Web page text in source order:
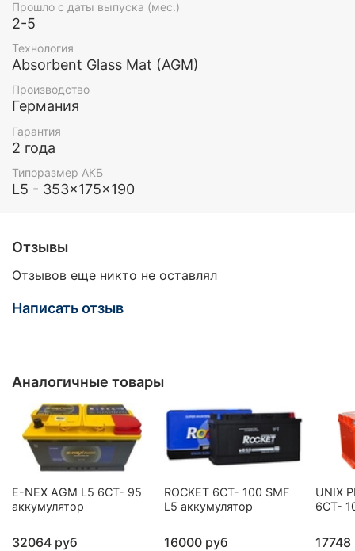
Прошло с даты выпуска (мес.)
2-5
Технология
Absorbent Glass Mat (AGM)
Производство
Германия
Гарантия
2 года
Типоразмер АКБ
L5 - 353x175x190
Отзывы
Отзывов еще никто не оставлял
Написать отзыв
Аналогичные товары
E-NEX AGM L5 6CT- 95
аккумулятор
32064 руб
ROCKET 6CT- 100 SMF
L5 аккумулятор
16000 руб
UNIX
6СТ-